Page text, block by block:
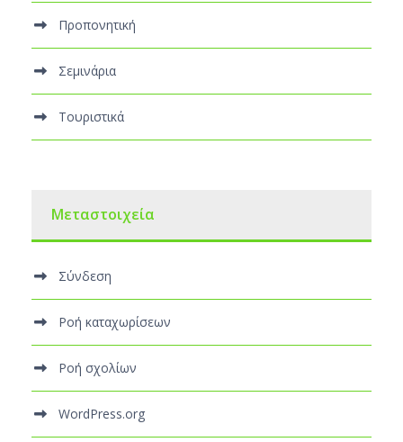
Προπονητική
Σεμινάρια
Τουριστικά
Μεταστοιχεία
Σύνδεση
Ροή καταχωρίσεων
Ροή σχολίων
WordPress.org